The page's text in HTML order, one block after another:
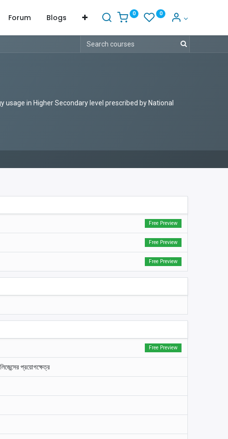
Forum Blogs 0 0
in Higher Secondary level prescribed by National
Free Preview
Free Preview
Free Preview
Free Preview
প্রয়োগক্ষেত্র